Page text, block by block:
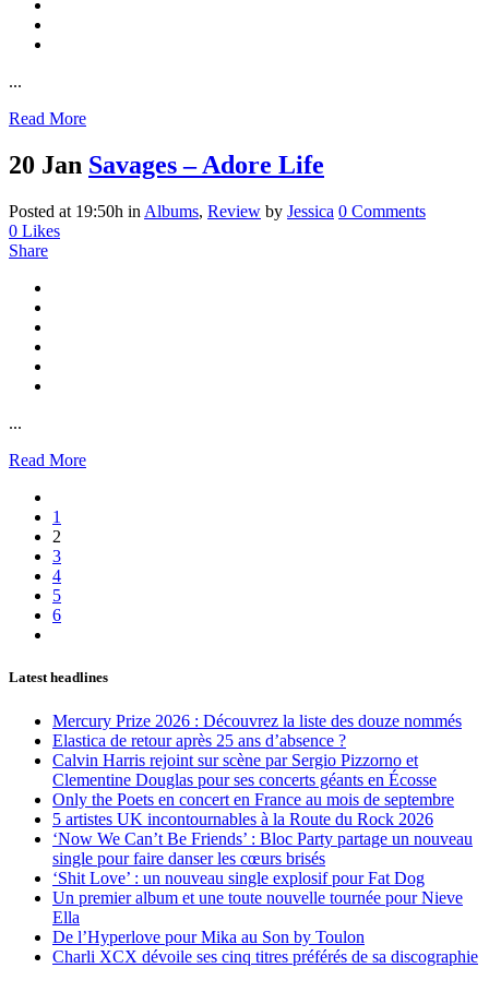
...
Read More
20 Jan Savages – Adore Life
Posted at 19:50h in Albums, Review by Jessica 0 Comments
0 Likes
Share
...
Read More
1
2
3
4
5
6
Latest headlines
Mercury Prize 2026 : Découvrez la liste des douze nommés
Elastica de retour après 25 ans d’absence ?
Calvin Harris rejoint sur scène par Sergio Pizzorno et
Clementine Douglas pour ses concerts géants en Écosse
Only the Poets en concert en France au mois de septembre
5 artistes UK incontournables à la Route du Rock 2026
‘Now We Can’t Be Friends’ : Bloc Party partage un nouveau
single pour faire danser les cœurs brisés
‘Shit Love’ : un nouveau single explosif pour Fat Dog
Un premier album et une toute nouvelle tournée pour Nieve
Ella
De l’Hyperlove pour Mika au Son by Toulon
Charli XCX dévoile ses cinq titres préférés de sa discographie